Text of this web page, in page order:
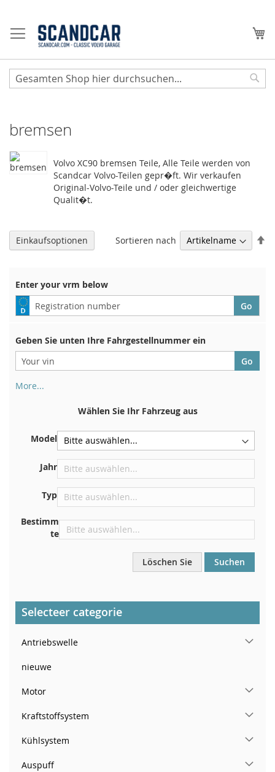
Inhalt
springen
bremsen
Volvo XC90 bremsen Teile, Alle Teile werden von
Scandcar Volvo-Teilen gepr�ft. Wir verkaufen
Original-Volvo-Teile und / oder gleichwertige
Qualit�t.
Sortieren nach
Enter your vrm below
Geben Sie unten Ihre Fahrgestellnummer ein
More...
Zulassungsbescheinigung. Und auch im Auto
Auf der Bodenplatte für den rechten Vordersitz
Zentrieren Sie es an der Trennwand unter der Haube
Direkt im Motorraum
Armaturenbrett
Wählen Sie Ihr Fahrzeug aus
Model
Jahr
Typ
Bestimm
te
Löschen Sie Suchen
Selecteer categorie
Antriebswelle
nieuwe
Motor
Kraftstoffsystem
Kühlsystem
Auspuff
Einkaufsoptionen